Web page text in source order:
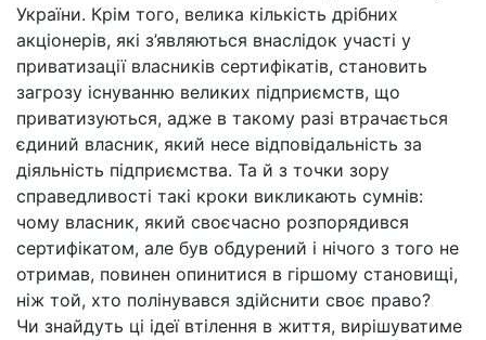
України. Крім того, велика кількість дрібних
акціонерів, які з’являються внаслідок участі у
приватизації власників сертифікатів, становить
загрозу існуванню великих підприємств, що
приватизуються, адже в такому разі втрачається
єдиний власник, який несе відповідальність за
діяльність підприємства. Та й з точки зору
справедливості такі кроки викликають сумнів:
чому власник, який своєчасно розпорядився
сертифікатом, але був обдурений і нічого з того не
отримав, повинен опинитися в гіршому становищі,
ніж той, хто полінувався здійснити своє право?
Чи знайдуть ці ідеї втілення в життя, вирішуватиме